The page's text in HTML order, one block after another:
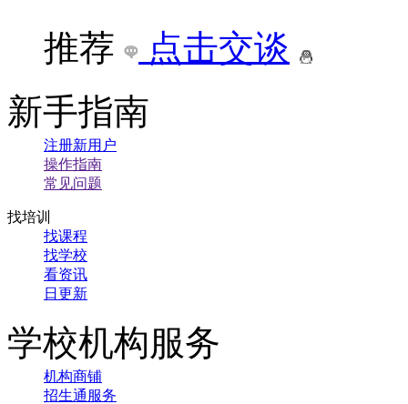
推荐
点击交谈
新手指南
注册新用户
操作指南
常见问题
找培训
找课程
找学校
看资讯
日更新
学校机构服务
机构商铺
招生通服务